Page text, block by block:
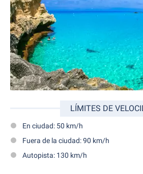
LÍMITES DE
En ciudad: 50 km/h
Fuera de la ciudad: 90 km/h
Autopista: 130 km/h